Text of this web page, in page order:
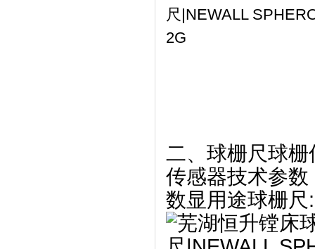
二、球栅尺球
传感器技术参数
数显用途球栅尺